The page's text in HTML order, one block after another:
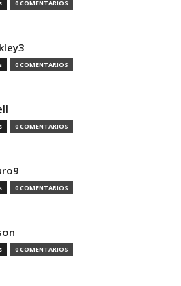
0 COMENTARIOS
0 COMENTARIOS
0 COMENTARIOS
0 COMENTARIOS
0 COMENTARIOS